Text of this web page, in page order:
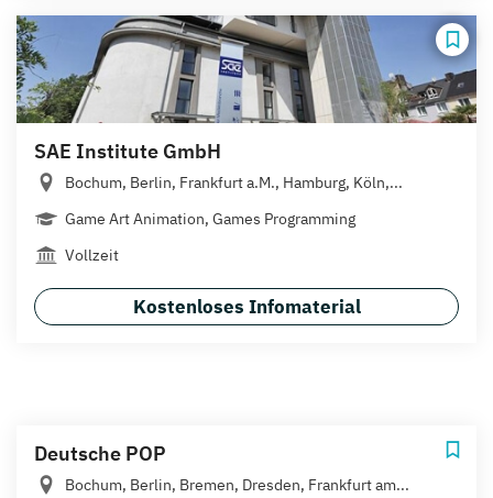
SAE Institute GmbH
Bochum, Berlin, Frankfurt a.M., Hamburg, Köln,...
Game Art Animation, Games Programming
Vollzeit
Kostenloses Infomaterial
Deutsche POP
Bochum, Berlin, Bremen, Dresden, Frankfurt am...